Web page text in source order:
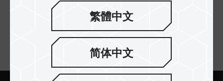
訂閱電子報
繁體中文
简体中文